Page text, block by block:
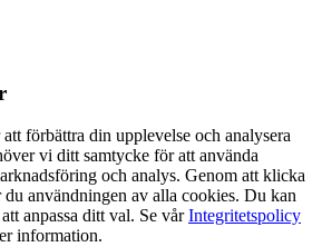
förbättra din upplevelse och analysera
vi ditt samtycke för att använda
och analys. Genom att klicka
du användningen av alla cookies. Du kan
anpassa ditt val. Se vårIntegritetspolicy
information.